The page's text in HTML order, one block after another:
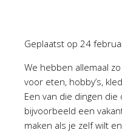
Geplaatst op 24
We hebben allemaal
voor eten, hobby’s,
Een van die dingen die
bijvoorbeeld een
maken als je zelf wilt